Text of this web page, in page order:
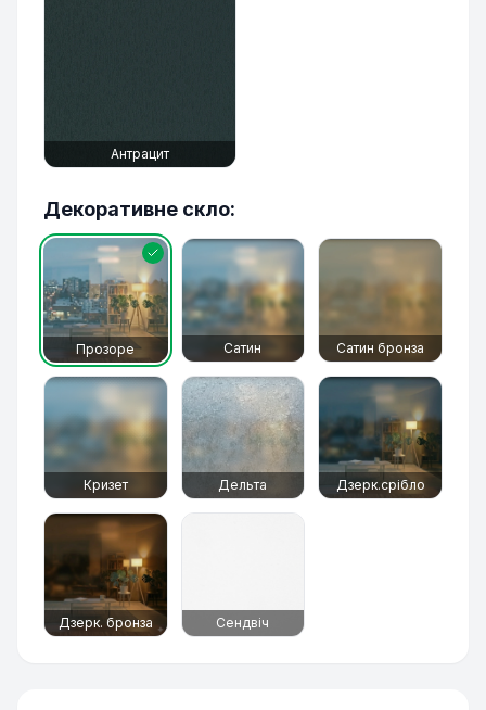
Антрацит
Декоративне скло:
Прозоре Сатин Сатин бронза
Кризет Дельта Дзерк.срібло
Дзерк. бронза Сендвіч